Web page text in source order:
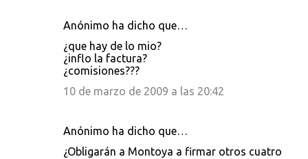
Anónimo ha dicho que…
¿que hay de lo mio?
¿inflo la factura?
¿comisiones???
10 de marzo de 2009 a las 20:42
Anónimo ha dicho que…
¿Obligarán a Montoya a firmar otros cuatro